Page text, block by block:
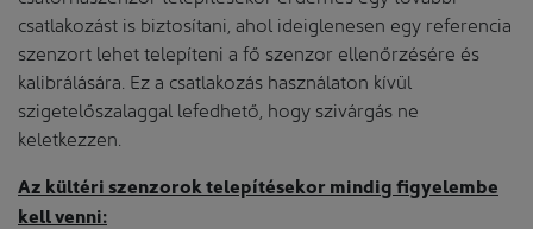
csatlakozást is biztosítani, ahol ideiglenesen egy referencia
szenzort lehet telepíteni a fő szenzor ellenőrzésére és
kalibrálására. Ez a csatlakozás használaton kívül
szigetelőszalaggal lefedhető, hogy szivárgás ne
keletkezzen.
Az kültéri szenzorok telepítésekor mindig figyelembe
kell venni: